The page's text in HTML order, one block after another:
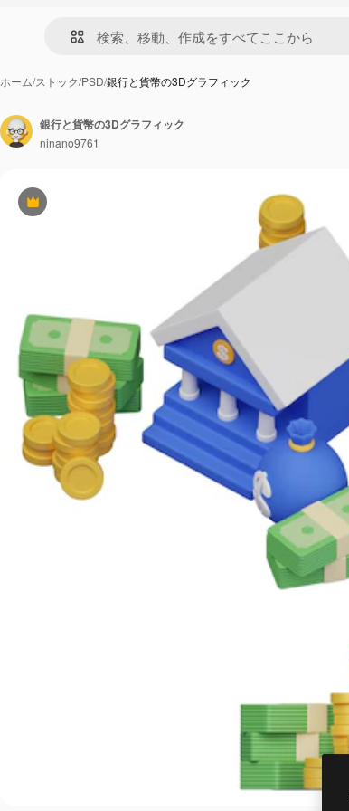
ホーム/ストック/PSD/銀行と貨幣の3Dグラフィック
Premium
銀行と貨幣の3Dグラフィック
ninano9761